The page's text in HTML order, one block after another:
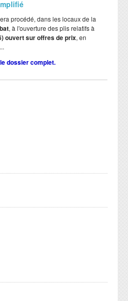
procédé, dans les locaux de la
, à l'ouverture des plis relatifs à
ouvert sur offres de prix, en
dossier complet.